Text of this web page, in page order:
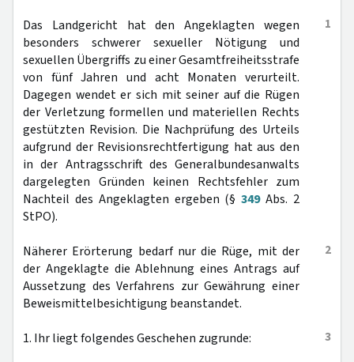
1
Das Landgericht hat den Angeklagten wegen
besonders schwerer sexueller Nötigung und
sexuellen Übergriffs zu einer Gesamtfreiheitsstrafe
von fünf Jahren und acht Monaten verurteilt.
Dagegen wendet er sich mit seiner auf die Rügen
der Verletzung formellen und materiellen Rechts
gestützten Revision. Die Nachprüfung des Urteils
aufgrund der Revisionsrechtfertigung hat aus den
in der Antragsschrift des Generalbundesanwalts
dargelegten Gründen keinen Rechtsfehler zum
Nachteil des Angeklagten ergeben (§349Abs. 2
StPO).
2
Näherer Erörterung bedarf nur die Rüge, mit der
der Angeklagte die Ablehnung eines Antrags auf
Aussetzung des Verfahrens zur Gewährung einer
Beweismittelbesichtigung beanstandet.
3
1. Ihr liegt folgendes Geschehen zugrunde: